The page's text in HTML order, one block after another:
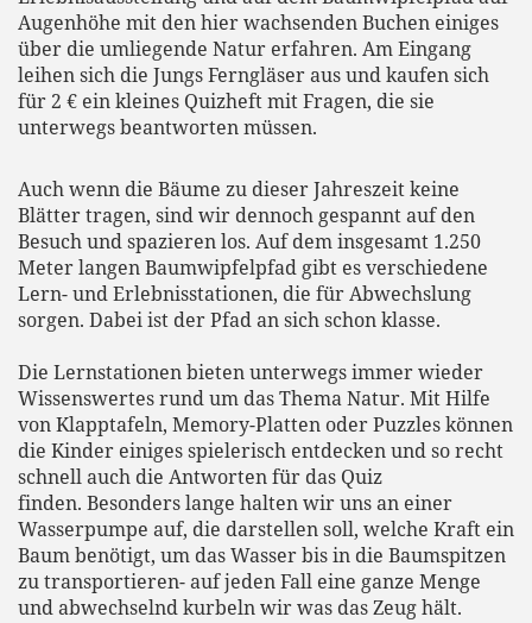
Augenhöhe mit den hier wachsenden Buchen einiges
über die umliegende Natur erfahren. Am Eingang
leihen sich die Jungs Ferngläser aus und kaufen sich
für 2 € ein kleines Quizheft mit Fragen, die sie
unterwegs beantworten müssen.
Auch wenn die Bäume zu dieser Jahreszeit keine
Blätter tragen, sind wir dennoch gespannt auf den
Besuch und spazieren los. Auf dem insgesamt 1.250
Meter langen Baumwipfelpfad gibt es verschiedene
Lern- und Erlebnisstationen, die für Abwechslung
sorgen. Dabei ist der Pfad an sich schon klasse.
Die Lernstationen bieten unterwegs immer wieder
Wissenswertes rund um das Thema Natur. Mit Hilfe
von Klapptafeln, Memory-Platten oder Puzzles können
die Kinder einiges spielerisch entdecken und so recht
schnell auch die Antworten für das Quiz
finden. Besonders lange halten wir uns an einer
Wasserpumpe auf, die darstellen soll, welche Kraft ein
Baum benötigt, um das Wasser bis in die Baumspitzen
zu transportieren- auf jeden Fall eine ganze Menge
und abwechselnd kurbeln wir was das Zeug hält.